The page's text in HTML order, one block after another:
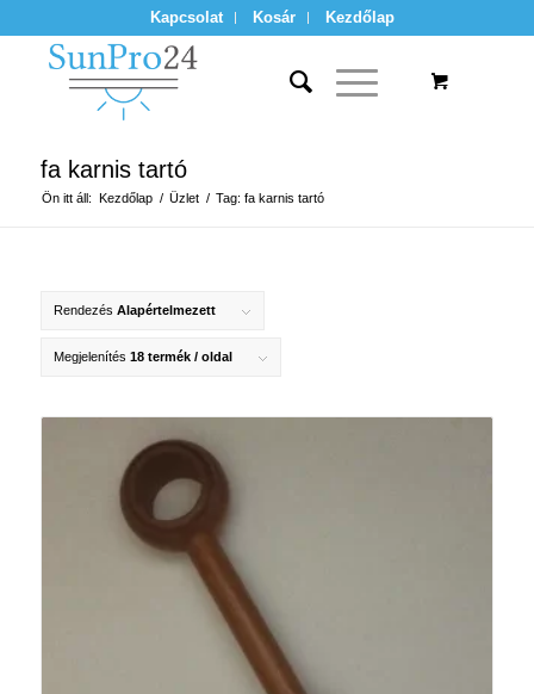
Kapcsolat Kosár Kezdőlap
fa karnis tartó
Ön itt áll: Kezdőlap / Üzlet / Tag: fa karnis tartó
Rendezés Alapértelmezett
Megjelenítés 18 termék / oldal